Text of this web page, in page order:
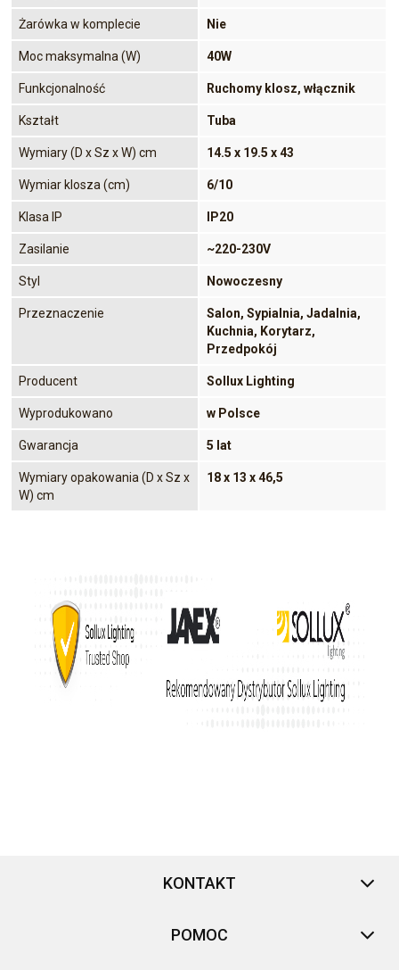
Żarówka w komplecie Nie
Moc maksymalna (W) 40W
Funkcjonalność Ruchomy klosz, włącznik
Kształt Tuba
Wymiary (D x Sz x W) cm 14.5 x 19.5 x 43
Wymiar klosza (cm) 6/10
Klasa IP IP20
Zasilanie ~220-230V
Styl Nowoczesny
Przeznaczenie
Salon, Sypialnia, Jadalnia,
Kuchnia, Korytarz,
Przedpokój
Producent Sollux Lighting
Wyprodukowano w Polsce
Gwarancja 5 lat
Wymiary opakowania (D x Sz x
W) cm
18 x 13 x 46,5
KONTAKT
POMOC